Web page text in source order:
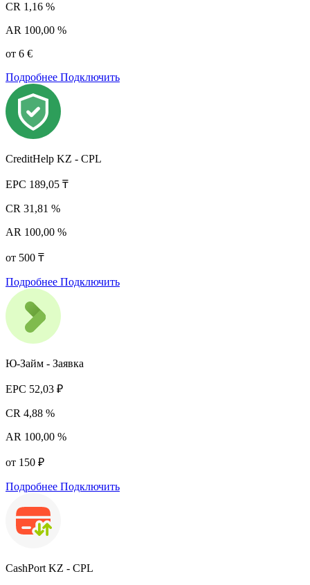
CR 1,16 %
AR 100,00 %
от 6 €
Подробнее Подключить
CreditHelp KZ - CPL
EPC 189,05 ₸
CR 31,81 %
AR 100,00 %
от 500 ₸
Подробнее Подключить
Ю-Займ - Заявка
EPC 52,03 ₽
CR 4,88 %
AR 100,00 %
от 150 ₽
Подробнее Подключить
CashPort KZ - CPL